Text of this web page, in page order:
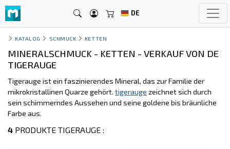
DE
KATALOG SCHMUCK KETTEN
MINERALSCHMUCK - KETTEN - VERKAUF VON DE
TIGERAUGE
Tigerauge ist ein faszinierendes Mineral, das zur Familie der
mikrokristallinen Quarze gehört. tigerauge zeichnet sich durch
sein schimmerndes Aussehen und seine goldene bis bräunliche
Farbe aus.
4 PRODUKTE TIGERAUGE :